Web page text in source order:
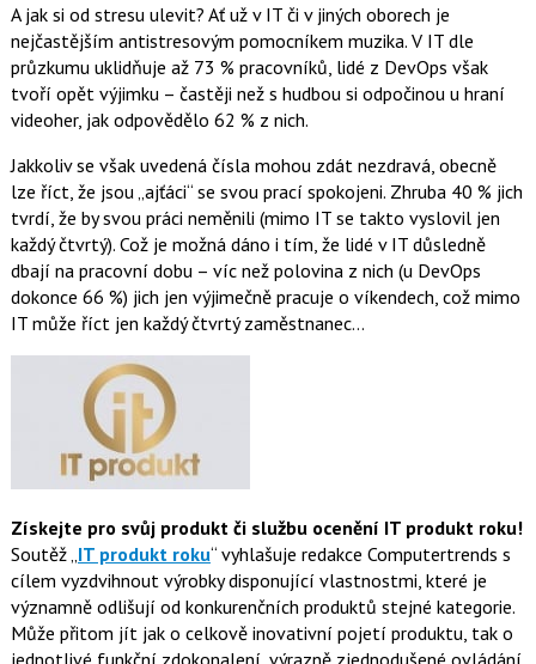
A jak si od stresu ulevit? Ať už v IT či v jiných oborech je
nejčastějším antistresovým pomocníkem muzika. V IT dle
průzkumu uklidňuje až 73 % pracovníků, lidé z DevOps však
tvoří opět výjimku – častěji než s hudbou si odpočinou u hraní
videoher, jak odpovědělo 62 % z nich.
Jakkoliv se však uvedená čísla mohou zdát nezdravá, obecně
lze říct, že jsou „ajťáci“ se svou prací spokojeni. Zhruba 40 % jich
tvrdí, že by svou práci neměnili (mimo IT se takto vyslovil jen
každý čtvrtý). Což je možná dáno i tím, že lidé v IT důsledně
dbají na pracovní dobu – víc než polovina z nich (u DevOps
dokonce 66 %) jich jen výjimečně pracuje o víkendech, což mimo
IT může říct jen každý čtvrtý zaměstnanec…
Získejte pro svůj produkt či službu ocenění IT produkt roku!
Soutěž „ IT produkt roku“ vyhlašuje redakce Computertrends s
cílem vyzdvihnout výrobky disponující vlastnostmi, které je
významně odlišují od konkurenčních produktů stejné kategorie.
Může přitom jít jak o celkově inovativní pojetí produktu, tak o
jednotlivé funkční zdokonalení, výrazně zjednodušené ovládání